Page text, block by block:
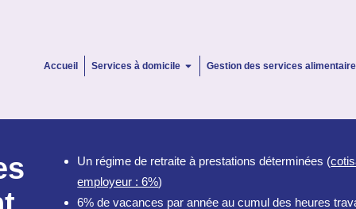
Accueil Services à domicile Gestion des services
Un régime de retraite à prestations déterminées (
employeur : 6%)
6% de vacances par année au cumul des heures